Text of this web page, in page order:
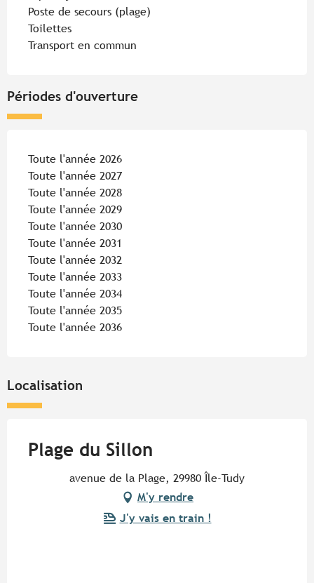
Poste de secours (plage)
Toilettes
Transport en commun
Périodes d'ouverture
Toute l'année 2026
Toute l'année 2027
Toute l'année 2028
Toute l'année 2029
Toute l'année 2030
Toute l'année 2031
Toute l'année 2032
Toute l'année 2033
Toute l'année 2034
Toute l'année 2035
Toute l'année 2036
Localisation
Plage du Sillon
avenue de la Plage, 29980 Île-Tudy
M'y rendre
J'y vais en train !